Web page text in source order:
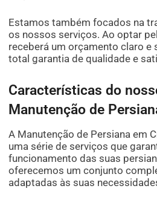
Estamos também focados na
os nossos serviços. Ao optar
receberá um orçamento claro e
total garantia de qualidade e
Características do
Manutenção de
A Manutenção de Persiana em
uma série de serviços que
funcionamento das suas
oferecemos um conjunto
adaptadas às suas